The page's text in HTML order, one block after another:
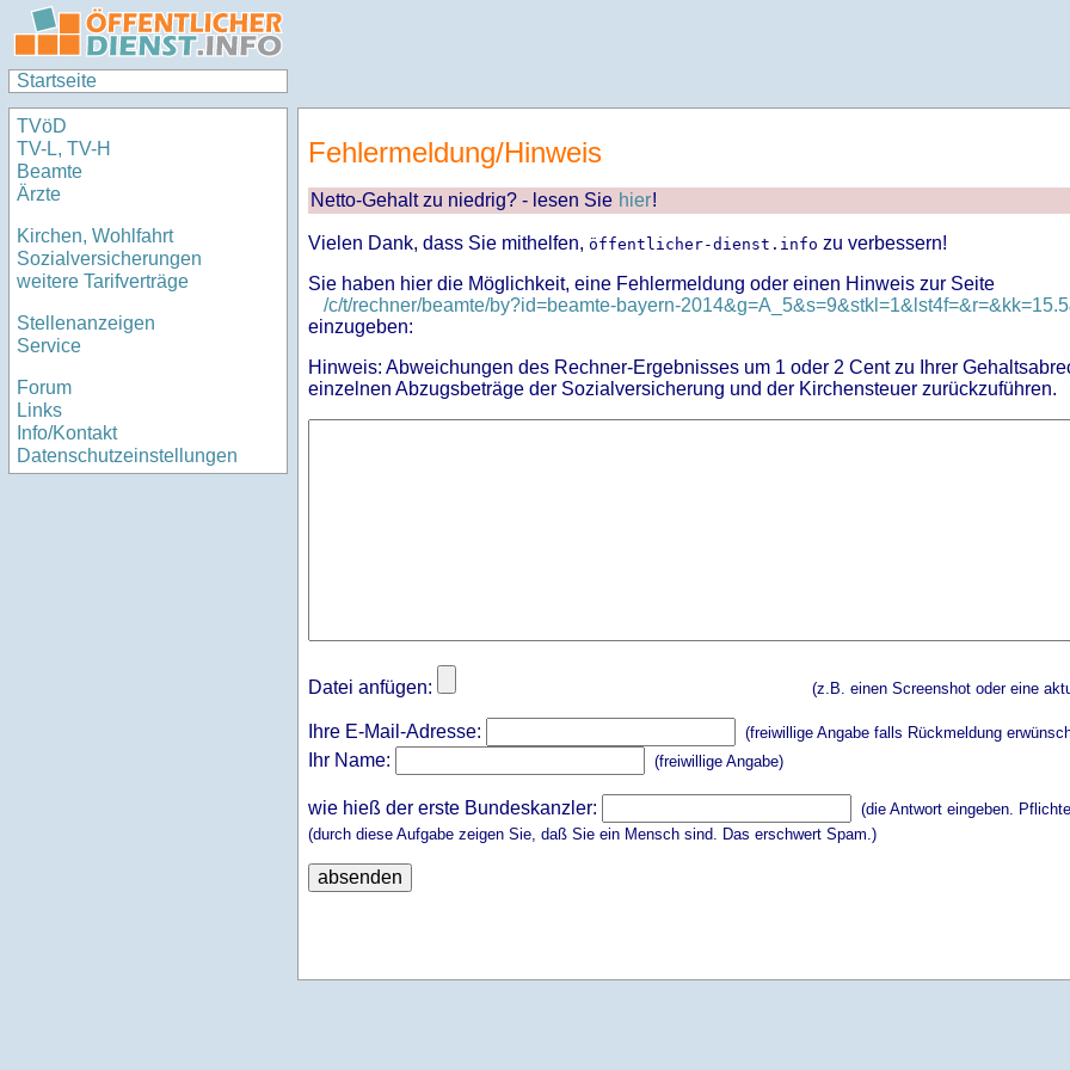
Startseite
TVöD
TV-L, TV-H
Beamte
Ärzte
Kirchen, Wohlfahrt
Sozialversicherungen
weitere Tarifverträge
Stellenanzeigen
Service
Forum
Links
Info/Kontakt
Datenschutzeinstellungen
Fehlermeldung/Hinweis
Netto-Gehalt zu niedrig? - lesen Sie hier!
Vielen Dank, dass Sie mithelfen, öffentlicher-dienst.info zu verbessern!
Sie haben hier die Möglichkeit, eine Fehlermeldung oder einen Hinweis zur Seite
/c/t/rechner/beamte/by?id=beamte-bayern-
einzugeben:
Hinweis: Abweichungen des Rechner-Ergebnisses um 1 oder 2 Cent zu Ihrer
einzelnen Abzugsbeträge der Sozialversicherung und der Kirchensteuer zurückzuführen.
Datei anfügen: (z.B. einen Screenshot oder eine
Ihre E-Mail-Adresse: (freiwillige Angabe falls Rückmeldung
Ihr Name: (freiwillige Angabe)
wie hieß der erste Bundeskanzler:
(die Antwort eingeben.
(durch diese Aufgabe zeigen Sie, daß Sie ein Mensch sind. Das erschwert Spam.)